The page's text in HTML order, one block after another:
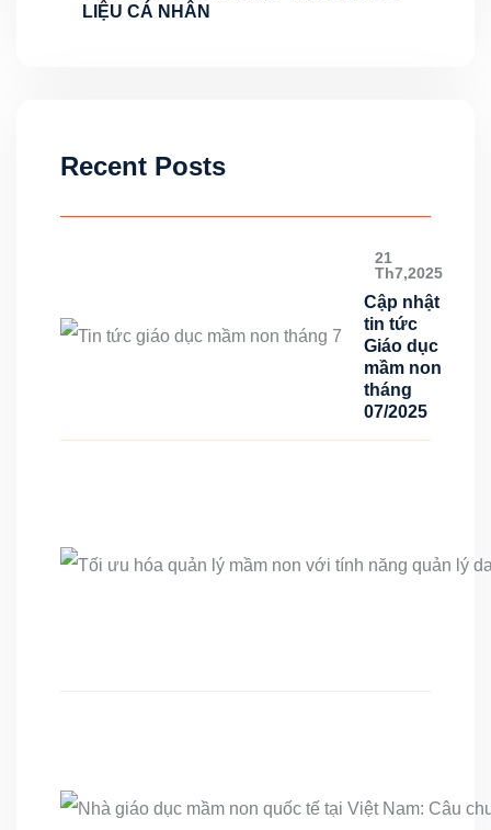
LIỆU CÁ NHÂN
Recent Posts
21
Th7,2025
Cập nhật
tin tức
Giáo dục
mầm non
tháng
07/2025